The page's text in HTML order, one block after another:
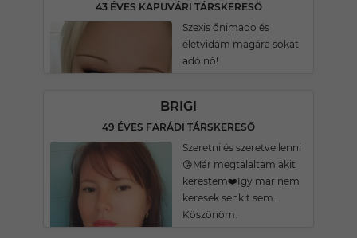
43 ÉVES KAPUVÁRI TÁRSKERESŐ
Szexis őnimado és
életvidám magára sokat
adó nő!
BRIGI
49 ÉVES FARÁDI TÁRSKERESŐ
Szeretni és szeretve lenni
😘Már megtalaltam akit
kerestem❤️Igy már nem
keresek senkit sem..
Köszönöm.